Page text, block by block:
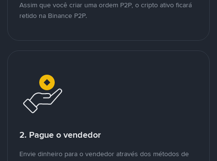
Assim que você criar uma ordem P2P, o cripto ativo ficará
retido na Binance P2P.
2. Pague o vendedor
Envie dinheiro para o vendedor através dos métodos de